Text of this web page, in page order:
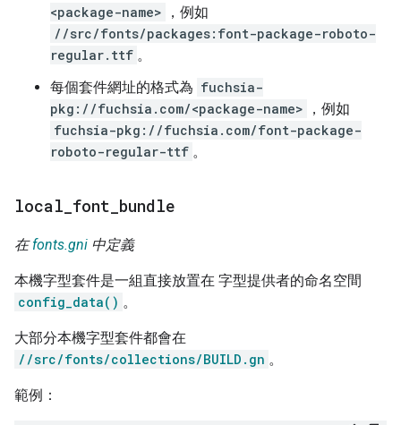
<package-name>
，例如
//src/fonts/packages:font-package-roboto-
regular.ttf 。
每個套件網址的格式為 fuchsia-
pkg://fuchsia.com/<package-name>
，例如
fuchsia-pkg://fuchsia.com/font-package-
roboto-regular-ttf 。
local font bundle
在fonts.gni 中定義
本機字型套件是一組直接放置在 字型提供者的命名空間
config_data() 。
大部分本機字型套件都會在
//src/fonts/collections/BUILD.gn 。
範例：